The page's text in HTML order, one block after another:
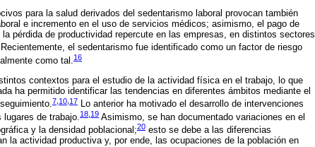
para la salud derivados del sedentarismo laboral provocan también
e incremento en el uso de servicios médicos; asimismo, el pago de
pérdida de productividad repercute en las empresas, en distintos sectores
Recientemente, el sedentarismo fue identificado como un factor de riesgo
como tal.16
contextos para el estudio de la actividad física en el trabajo, lo que
ha permitido identificar las tendencias en diferentes ámbitos mediante el
7 10 17 Lo anterior ha motivado el desarrollo de intervenciones
de trabajo.18 19 Asimismo, se han documentado variaciones en el
y la densidad poblacional;20 esto se debe a las diferencias
la actividad productiva y, por ende, las ocupaciones de la población en